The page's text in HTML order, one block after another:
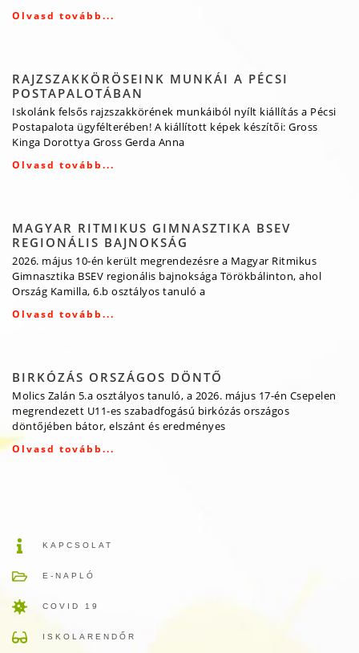
Olvasd tovább...
RAJZSZAKKÖRÖSEINK MUNKÁI A PÉCSI
POSTAPALOTÁBAN
Iskolánk felsős rajzszakkörének munkáiból nyílt kiállítás a Pécsi
Postapalota ügyfélterében! A kiállított képek készítői: Gross
Kinga Dorottya Gross Gerda Anna
Olvasd tovább...
MAGYAR RITMIKUS GIMNASZTIKA BSEV
REGIONÁLIS BAJNOKSÁG
2026. május 10-én került megrendezésre a Magyar Ritmikus
Gimnasztika BSEV regionális bajnoksága Törökbálinton, ahol
Ország Kamilla, 6.b osztályos tanuló a
Olvasd tovább...
BIRKÓZÁS ORSZÁGOS DÖNTŐ
Molics Zalán 5.a osztályos tanuló, a 2026. május 17-én Csepelen
megrendezett U11-es szabadfogású birkózás országos
döntőjében bátor, elszánt és eredményes
Olvasd tovább...
KAPCSOLAT
E-NAPLÓ
COVID 19
ISKOLARENDŐR